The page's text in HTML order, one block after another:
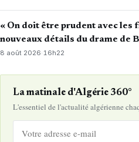
« On doit être prudent avec les
nouveaux détails du drame de
8 août 2026·16h22
La matinale d'Algérie 360°
L'essentiel de l'actualité algérienne